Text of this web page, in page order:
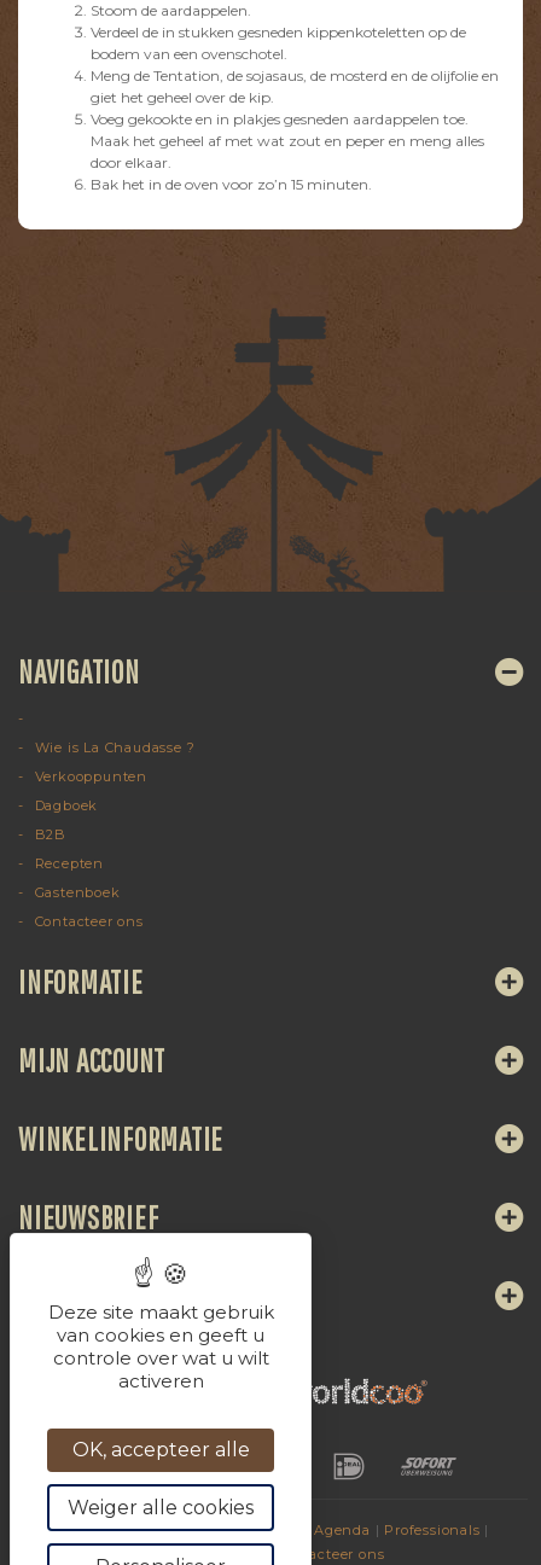
Stoom de aardappelen.
Verdeel de in stukken gesneden kippenkoteletten op de
bodem van een ovenschotel.
Meng de Tentation, de sojasaus, de mosterd en de olijfolie en
giet het geheel over de kip.
Voeg gekookte en in plakjes gesneden aardappelen toe.
Maak het geheel af met wat zout en peper en meng alles
door elkaar.
Bak het in de oven voor zo’n 15 minuten.
NAVIGATION
Wie is La Chaudasse ?
Verkooppunten
Dagboek
B2B
Recepten
Gastenboek
Contacteer ons
INFORMATIE
© 2017Dranken van La Chaudasse Agenda | Professionals |
Vrienden sites
Contacteer ons
MIJN ACCOUNT
WINKELINFORMATIE
NIEUWSBRIEF
VOLG ONS
Deze site maakt gebruik
van cookies en geeft u
controle over wat u wilt
activeren
OK, accepteer alle
Weiger alle cookies